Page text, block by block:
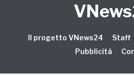
Il progetto VNews24 Staff
Pubblicità